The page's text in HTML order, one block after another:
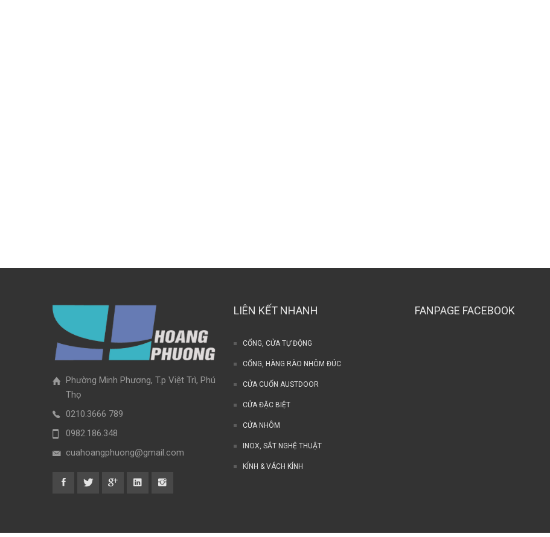
Phường Minh Phương, T.p Việt Trì, Phú
Thọ
0210.3666 789
0982.186.348
cuahoangphuong@gmail.com
LIÊN KẾT NHANH
CỔNG, CỬA TỰ ĐỘNG
CỔNG, HÀNG RÀO NHÔM ĐÚC
CỬA CUỐN AUSTDOOR
CỬA ĐẶC BIỆT
CỬA NHÔM
INOX, SẮT NGHỆ THUẬT
KÍNH & VÁCH KÍNH
FANPAGE FACEBOOK